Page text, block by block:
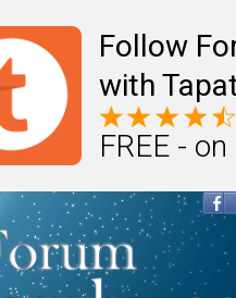
Follow
with
FREE -